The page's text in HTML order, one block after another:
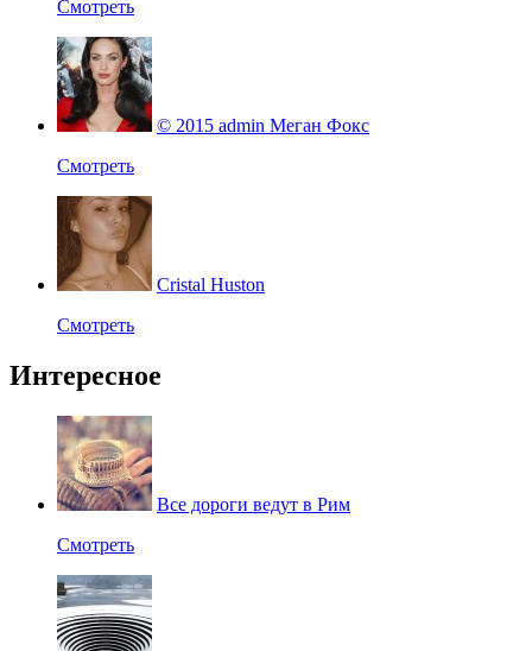
Смотреть
© 2015 admin Меган Фокс
Смотреть
Cristal Huston
Смотреть
Интересное
Все дороги ведут в Рим
Смотреть